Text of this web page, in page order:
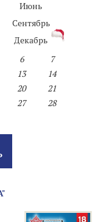
Июнь
Сентябрь
Декабрь
6
7
13
14
20
21
27
28